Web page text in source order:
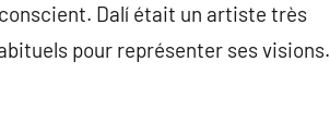
Dalí était un artiste très
pour représenter ses visions.